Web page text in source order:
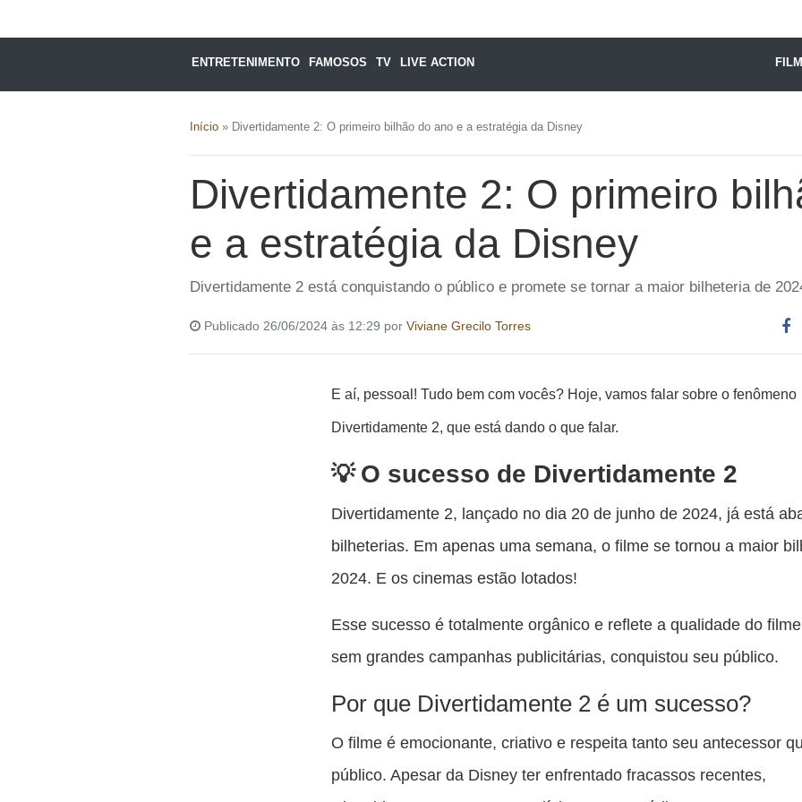
ENTRETENIMENTO FAMOSOS TV LIVE ACTION
Início » Divertidamente 2: O primeiro bilhão do ano e a estratégia da Disney
Divertidamente 2: O primeiro
e a estratégia da Disney
Divertidamente 2 está conquistando o público e promete se tornar a maior bilheteria de
Publicado 26/06/2024 às 12:29 por Viviane Grecilo Torres
E aí, pessoal! Tudo bem com vocês? Hoje, vamos falar sobre o fenômeno
Divertidamente 2, que está dando o que falar.
O sucesso de Divertidamente 2
Divertidamente 2, lançado no dia 20 de junho de 2024, já está
bilheterias. Em apenas uma semana, o filme se tornou a maior
2024. E os cinemas estão lotados!
Esse sucesso é totalmente orgânico e reflete a qualidade do
sem grandes campanhas publicitárias, conquistou seu público.
Por que Divertidamente 2 é um sucesso?
O filme é emocionante, criativo e respeita tanto seu antecessor
público. Apesar da Disney ter enfrentado fracassos recentes,